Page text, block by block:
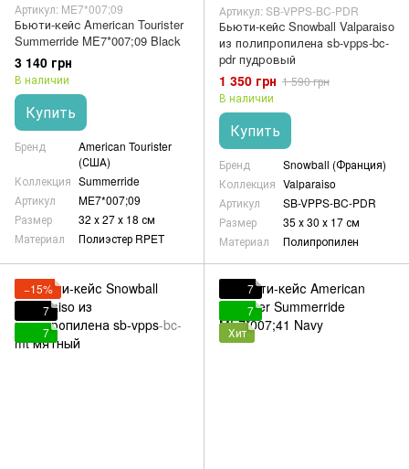
Артикул: ME7*007;09
Бьюти-кейс American Tourister
Summerride ME7*007;09 Black
3 140 грн
В наличии
Купить
Бренд
American Tourister
(США)
Коллекция Summerride
Артикул
ME7*007;09
Размер
32 х 27 х 18 см
Материал
Полиэстер RPET
Артикул: SB-VPPS-BC-PDR
Бьюти-кейс Snowball Valparaiso
из полипропилена sb-vpps-bc-
pdr пудровый
1 350 грн 1 590 грн
В наличии
Купить
Бренд
Snowball (Франция)
Коллекция Valparaiso
Артикул
SB-VPPS-BC-PDR
Размер
35 х 30 х 17 см
Материал
Полипропилен
−15%
7
7
7
7
Хит